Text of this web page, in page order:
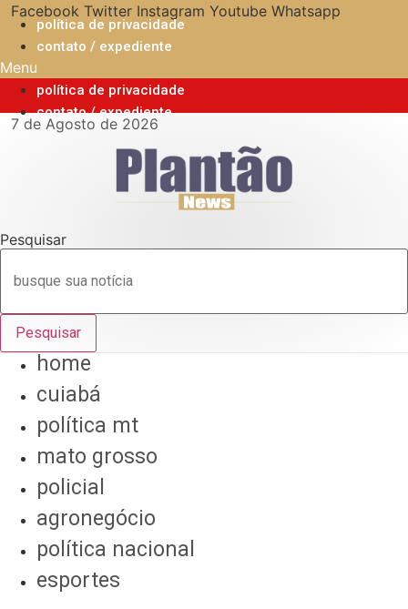
para
conteúdo
Facebook Twitter Instagram Youtube Whatsapp
política de privacidade
contato / expediente
Menu
política de privacidade
contato / expediente
7 de Agosto de 2026
Pesquisar
Pesquisar
home
cuiabá
política mt
mato grosso
policial
agronegócio
política nacional
esportes